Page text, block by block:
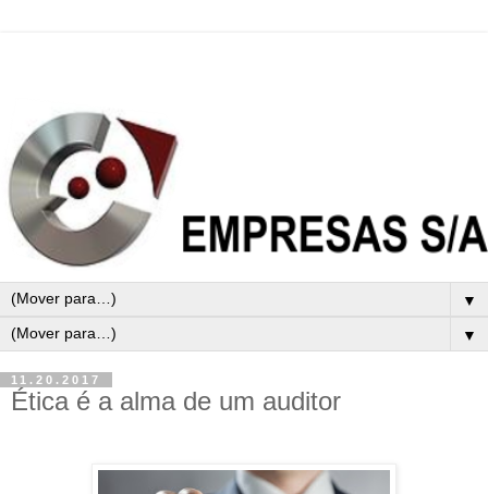
▼
▼
11.20.2017
Ética é a alma de um auditor